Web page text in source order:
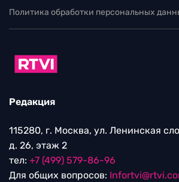
Политика обработки персональных
Редакция
115280, г. Москва, ул. Ленинская
д. 26, этаж 2
тел: +7 (499) 579-86-96
Для общих вопросов: